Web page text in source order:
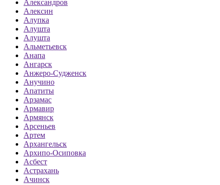
Александров
Алексин
Алупка
Алушта
Алушта
Альметьевск
Анапа
Ангарск
Анжеро-Судженск
Анучино
Апатиты
Арзамас
Армавир
Армянск
Арсеньев
Артем
Архангельск
Архипо-Осиповка
Асбест
Астрахань
Ачинск